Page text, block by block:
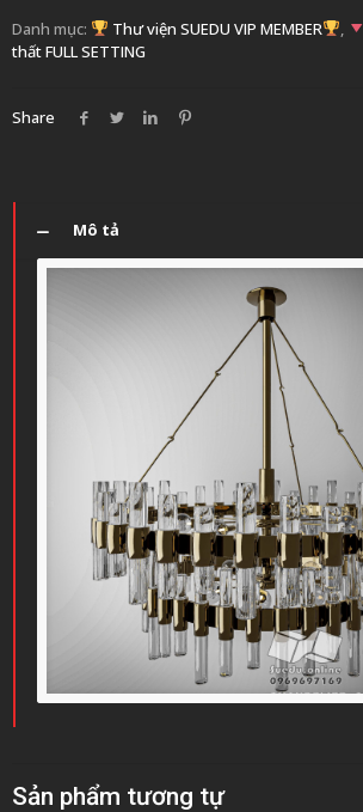
Danh mục:
Thư viện SUEDU VIP MEMBER ,
thất FULL SETTING
Share
Mô tả
Sản phẩm tương tự